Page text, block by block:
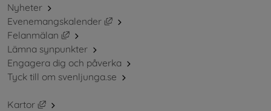
Nyheter
Evenemangskalender
Länk till annan webbplats, öppnas i
Felanmälan
Länk till annan webbplats, öppnas i nytt fönster.
Lämna synpunkter
Engagera dig och påverka
Tyck till om svenljunga.se
Kartor
Länk till annan webbplats, öppnas i nytt fönster.